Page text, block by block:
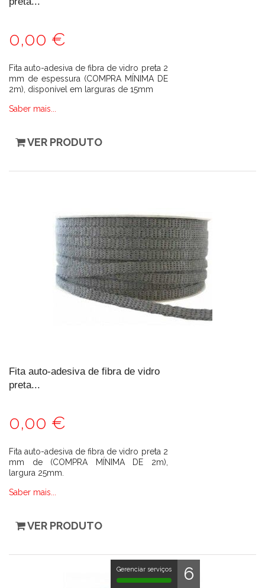
0,00 €
Fita auto-adesiva de fibra de vidro preta 2
mm de espessura (COMPRA MÍNIMA DE
2m), disponível em larguras de 15mm
Saber mais...
VER PRODUTO
Fita auto-adesiva de fibra de vidro
preta...
0,00 €
Fita auto-adesiva de fibra de vidro preta 2
mm de (COMPRA MÍNIMA DE 2m),
largura 25mm.
Saber mais...
VER PRODUTO
Gerenciar serviços 6